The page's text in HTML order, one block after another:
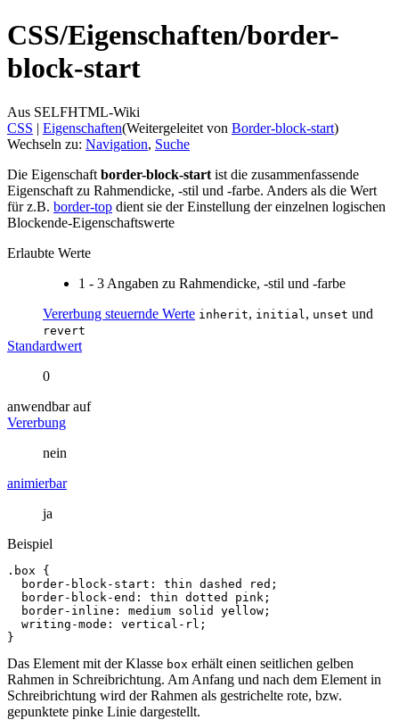
CSS/Eigenschaften/border-
block-start
Aus SELFHTML-Wiki
CSS ‎ | Eigenschaften(Weitergeleitet von Border-block-start)
Wechseln zu: Navigation, Suche
Die Eigenschaft border-block-start ist die zusammenfassende
Eigenschaft zu Rahmendicke, -stil und -farbe. Anders als die Wert
für z.B. border-top dient sie der Einstellung der einzelnen logischen
Blockende-Eigenschaftswerte
Erlaubte Werte
1 - 3 Angaben zu Rahmendicke, -stil und -farbe
Vererbung steuernde Werte inherit, initial , unset und
revert
Standardwert
0
anwendbar auf
Vererbung
nein
animierbar
ja
Beispiel
.box
{
border- block - start : thin dashed red ;
border- block -end : thin dotted pink ;
border- inline : medium solid yellow ;
writing -mode : vertical - rl ;
}
Das Element mit der Klasse box erhält einen seitlichen gelben
Rahmen in Schreibrichtung. Am Anfang und nach dem Element in
Schreibrichtung wird der Rahmen als gestrichelte rote, bzw.
gepunktete pinke Linie dargestellt.